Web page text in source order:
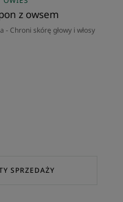
z owsem
- Chroni skórę głowy i włosy
SPRZEDAŻY